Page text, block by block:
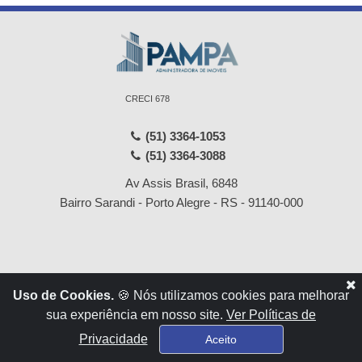
CRECI 678
(51) 3364-1053
(51) 3364-3088
Av Assis Brasil, 6848
Bairro Sarandi - Porto Alegre - RS - 91140-000
Vendas
Uso de Cookies. 🍪 Nós utilizamos cookies para melhorar
sua experiência em nosso site. Ver Políticas de
Privacidade
Aceito